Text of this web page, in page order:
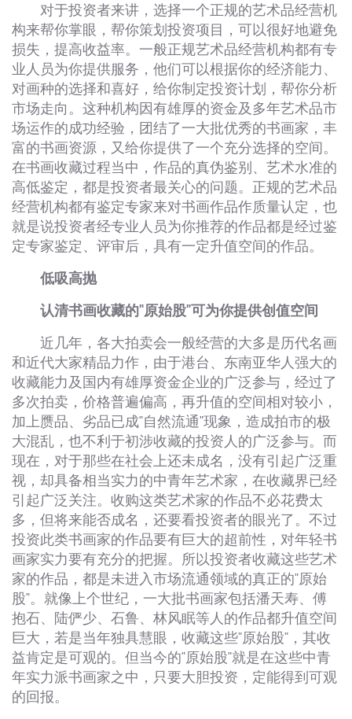
对于投资者来讲，选择一个正规的艺术品经营机
构来帮你掌眼，帮你策划投资项目，可以很好地避免
损失，提高收益率。一般正规艺术品经营机构都有专
业人员为你提供服务，他们可以根据你的经济能力、
对画种的选择和喜好，给你制定投资计划，帮你分析
市场走向。这种机构因有雄厚的资金及多年艺术品市
场运作的成功经验，团结了一大批优秀的书画家，丰
富的书画资源，又给你提供了一个充分选择的空间。
在书画收藏过程当中，作品的真伪鉴别、艺术水准的
高低鉴定，都是投资者最关心的问题。正规的艺术品
经营机构都有鉴定专家来对书画作品作质量认定，也
就是说投资者经专业人员为你推荐的作品都是经过鉴
定专家鉴定、评审后，具有一定升值空间的作品。
低吸高抛
认清书画收藏的"原始股"可为你提供创值空间
近几年，各大拍卖会一般经营的大多是历代名画
和近代大家精品力作，由于港台、东南亚华人强大的
收藏能力及国内有雄厚资金企业的广泛参与，经过了
多次拍卖，价格普遍偏高，再升值的空间相对较小，
加上赝品、劣品已成"自然流通"现象，造成拍市的极
大混乱，也不利于初涉收藏的投资人的广泛参与。而
现在，对于那些在社会上还未成名，没有引起广泛重
视，却具备相当实力的中青年艺术家，在收藏界已经
引起广泛关注。收购这类艺术家的作品不必花费太
多，但将来能否成名，还要看投资者的眼光了。不过
投资此类书画家的作品要有巨大的超前性，对年轻书
画家实力要有充分的把握。所以投资者收藏这些艺术
家的作品，都是未进入市场流通领域的真正的"原始
股"。就像上个世纪，一大批书画家包括潘天寿、傅
抱石、陆俨少、石鲁、林风眠等人的作品都升值空间
巨大，若是当年独具慧眼，收藏这些"原始股"，其收
益肯定是可观的。但当今的"原始股"就是在这些中青
年实力派书画家之中，只要大胆投资，定能得到可观
的回报。